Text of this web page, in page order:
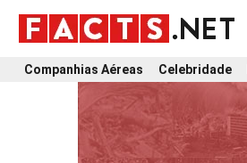
Companhias Aéreas Celebridade